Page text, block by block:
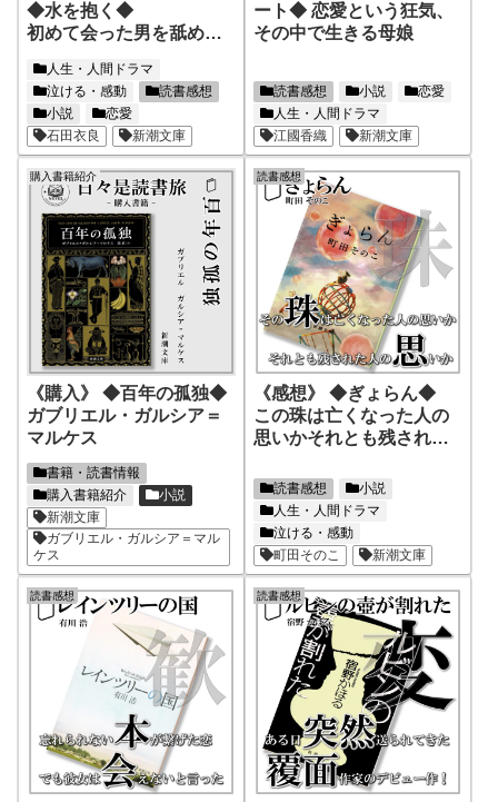
◆水を抱く◆
初めて会った男を舐め
愛 人生・人間ドラマ
泣ける・感動
読書感想
小説
恋愛
石田衣良
新潮文庫
ート◆ 恋愛という狂気、
その中で生きる母娘
読書感想 小説
恋愛
人生・人間ドラマ
江國香織
新潮文庫
購入書籍紹介
《購入》 ◆百年の孤独◆
ガブリエル・ガルシア＝
マルケス
書籍・読書情報
購入書籍紹介
小説
新潮文庫
ガブリエル・ガルシア＝マル
ケス
読書感想
《感想》 ◆ぎょらん◆
この珠は亡くなった人の
思いかそれとも残された
読書感想
小説
人生・人間ドラマ
泣ける・感動
町田そのこ
新潮文庫
読書感想 読書感想